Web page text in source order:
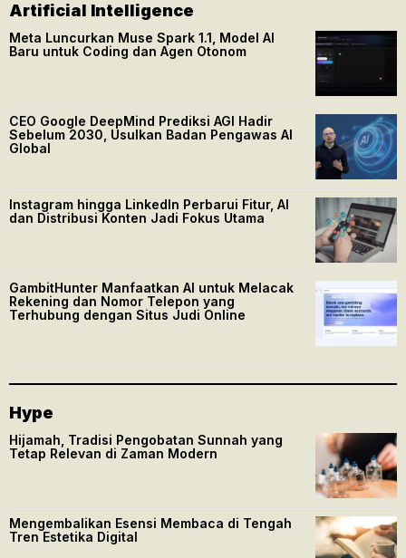
Artificial Intelligence
Meta Luncurkan Muse Spark 1.1, Model AI
Baru untuk Coding dan Agen Otonom
CEO Google DeepMind Prediksi AGI Hadir
Sebelum 2030, Usulkan Badan Pengawas AI
Global
Instagram hingga LinkedIn Perbarui Fitur, AI
dan Distribusi Konten Jadi Fokus Utama
GambitHunter Manfaatkan AI untuk Melacak
Rekening dan Nomor Telepon yang
Terhubung dengan Situs Judi Online
Hype
Hijamah, Tradisi Pengobatan Sunnah yang
Tetap Relevan di Zaman Modern
Mengembalikan Esensi Membaca di Tengah
Tren Estetika Digital